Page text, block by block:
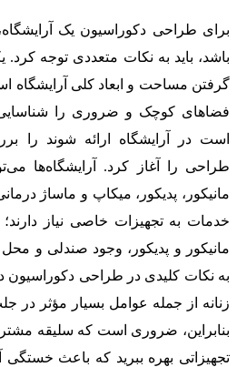
برای طراحی دکوراسیون یک
باشد، باید به نکات متعددی توجه کرد.
گرفتن مساحت و ابعاد کلی آرایشگاه
فضاهای کوچک و ضروری را شناسایی
است در آرایشگاه ارائه شوند را
طراحی را آغاز کرد. آرایشگاه‌ها
مانیکور، پدیکور، میکاپ و ماساژ
خدمات به تجهیزات خاصی نیاز دارند؛
مانیکور و پدیکور، وجود صندلی و
به نکات کلیدی در طراحی دکوراسیون
زنانه از جمله عوامل بسیار مؤثر
بنابراین، ضروری است که سلیقه
تجهیزاتی بهره ببرید که باعث خستگی